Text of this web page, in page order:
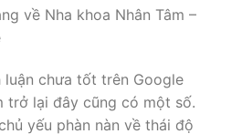
về Nha khoa Nhân Tâm –
luận chưa tốt trên Google
trở lại đây cũng có một số.
yếu phàn nàn về thái độ